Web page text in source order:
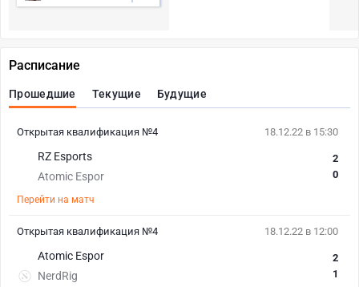
Расписание
Прошедшие Текущие Будущие
18.12.22 в 15:30
RZ Esports
Atomic Espor
2
0
Перейти на матч
Открытая квалификация №4
18.12.22 в 12:00
Atomic Espor
NerdRig
2
1
Открытая квалификация №4